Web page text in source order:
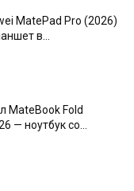
MatePad Pro (2026)
в
MateBook Fold
— ноутбук со